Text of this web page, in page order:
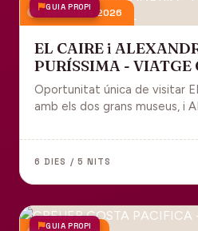
GUIA PROPI
4 desembre 2026
EL CAIRE i
PURÍSSIMA - VIATGE
Oportunitat única de visitar
amb els dos grans museus, i
6 DIES / 5 NITS
GUIA PROPI